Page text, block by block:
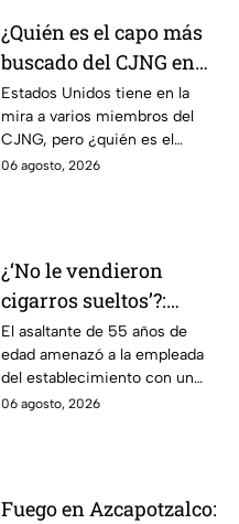
¿Quién es el capo más
buscado del CJNG en
Estados Unidos?
Estados Unidos tiene en la
mira a varios miembros del
CJNG, pero ¿quién es el
miembro más buscado por el
06 agosto, 2026
¿‘No le vendieron
cigarros sueltos’?:
Detienen a hombre tras
asaltar una tienda y
llevarse más de 30
cajetillas en Iztapalapa
El asaltante de 55 años de
edad amenazó a la empleada
del establecimiento con un
arma de fuego, llevándose
06 agosto, 2026
Fuego en Azcapotzalco: